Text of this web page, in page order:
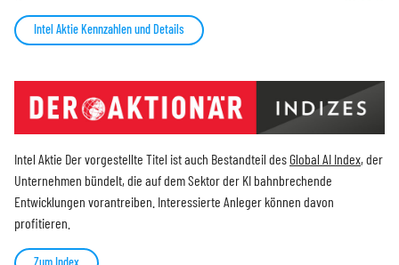
Intel Aktie Kennzahlen und Details
Intel Aktie Der vorgestellte Titel ist auch Bestandteil desGlobal AI Index, der
Unternehmen bündelt, die auf dem Sektor der KI bahnbrechende
Entwicklungen vorantreiben. Interessierte Anleger können davon
profitieren.